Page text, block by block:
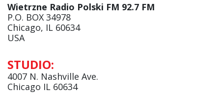
Wietrzne Radio Polski FM 92.7 FM
P.O. BOX 34978
Chicago, IL 60634
USA
STUDIO:
4007 N. Nashville Ave.
Chicago IL 60634